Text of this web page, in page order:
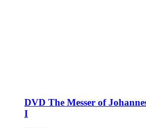
DVD The Messer of
I